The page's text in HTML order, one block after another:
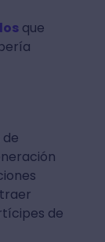
que
de